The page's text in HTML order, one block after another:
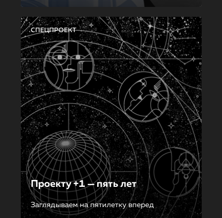
СПЕЦПРОЕКТ
Проекту +1 — пять лет
Заглядываем на пятилетку вперед